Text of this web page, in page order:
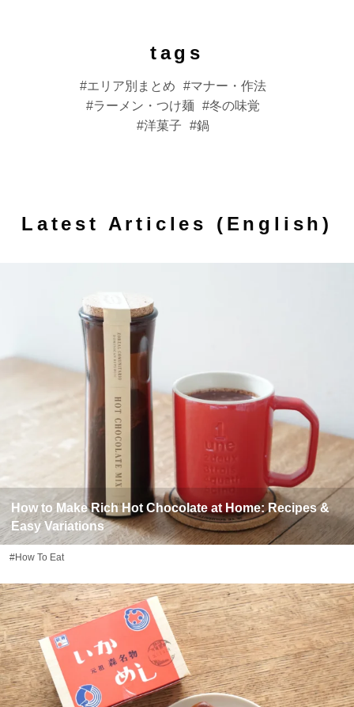
tags
エリア別まとめ
マナー・作法
ラーメン・つけ麺
冬の味覚
洋菓子
鍋
Latest Articles (English)
How to Make Rich Hot Chocolate at Home: Recipes &
Easy Variations
#How To Eat